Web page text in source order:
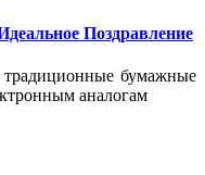
Поздравление
бумажные
аналогам